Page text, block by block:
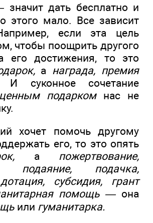
значит дать бесплатно и
этого мало. Все зависит
если эта цель
чтобы поощрить другого
его достижения, то это
а награда, премия
И суконное сочетание
подаркомнас не
хочет помочь другому
его, то это опять
а пожертвование,
подаяние, подачка,
дотация, субсидия, грант
помощь — она
или гуманитарка.